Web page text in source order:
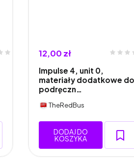
12,00 zł
Impulse 4, unit 0,
materiały dodatkowe do
podręczn…
TheRedBus
DODAJ DO
KOSZYKA